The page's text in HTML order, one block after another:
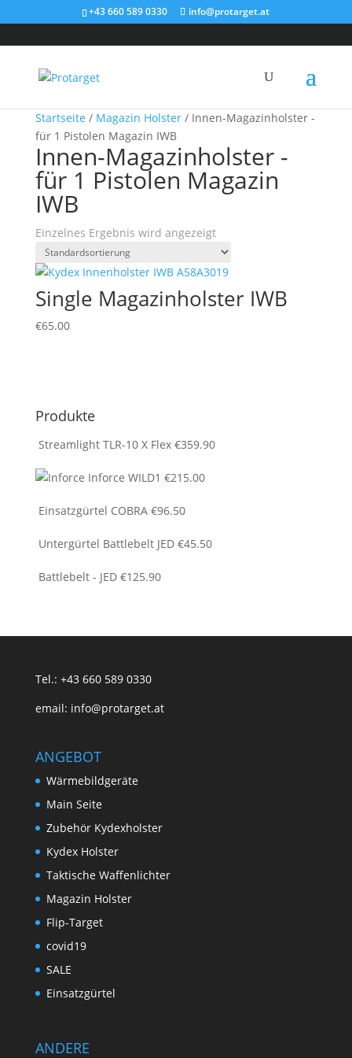
+43 660 589 0330 info@protarget.at
Startseite / Magazin Holster/ Innen-Magazinholster -
für 1 Pistolen Magazin IWB
Innen-Magazinholster -
für 1 Pistolen Magazin
IWB
Einzelnes Ergebnis wird angezeigt
Single Magazinholster IWB
€65.00
Produkte
Streamlight TLR-10 X Flex €359.90
Inforce WILD1 €215.00
Einsatzgürtel COBRA €96.50
Untergürtel Battlebelt JED €45.50
Battlebelt - JED €125.90
Tel.: +43 660 589 0330
email: info@protarget.at
ANGEBOT
Wärmebildgeräte
Main Seite
Zubehör Kydexholster
Kydex Holster
Taktische Waffenlichter
Magazin Holster
Flip-Target
covid19
SALE
Einsatzgürtel
ANDERE